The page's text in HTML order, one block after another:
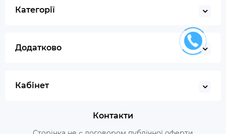
Категорії
Додатково
Кабінет
Контакти